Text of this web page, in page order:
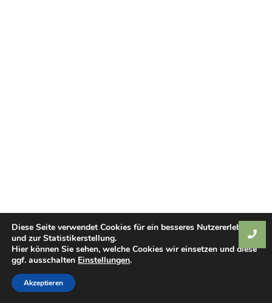
Diese Seite verwendet Cookies für ein besseres Nutzererlebnis
und zur Statistikerstellung.
Hier können Sie sehen, welche Cookies wir einsetzen und diese
ggf. ausschalten Einstellungen.
Akzeptieren